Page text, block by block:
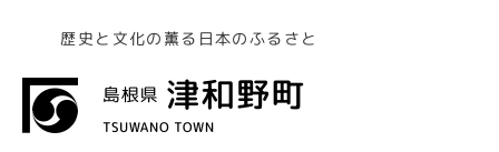
歴史と文化の薫る日本のふるさと